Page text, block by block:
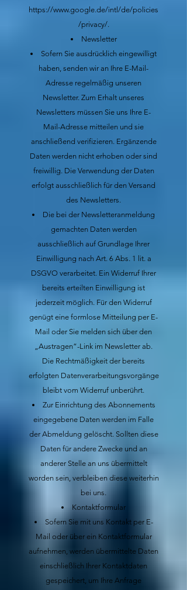
https://www.google.de/intl/de/policies
/privacy/.
Newsletter
Sofern Sie ausdrücklich eingewilligt
haben, senden wir an Ihre E-Mail-
Adresse regelmäßig unseren
Newsletter. Zum Erhalt unseres
Newsletters müssen Sie uns Ihre E-
Mail-Adresse mitteilen und sie
anschließend verifizieren. Ergänzende
Daten werden nicht erhoben oder sind
freiwillig. Die Verwendung der Daten
erfolgt ausschließlich für den Versand
des Newsletters.
Die bei der Newsletteranmeldung
gemachten Daten werden
ausschließlich auf Grundlage Ihrer
Einwilligung nach Art. 6 Abs. 1 lit. a
DSGVO verarbeitet. Ein Widerruf Ihrer
bereits erteilten Einwilligung ist
jederzeit möglich. Für den Widerruf
genügt eine formlose Mitteilung per E-
Mail oder Sie melden sich über den
„Austragen“-Link im Newsletter ab.
Die Rechtmäßigkeit der bereits
erfolgten Datenverarbeitungsvorgänge
bleibt vom Widerruf unberührt.
Zur Einrichtung des Abonnements
eingegebene Daten werden im Falle
der Abmeldung gelöscht. Sollten diese
Daten für andere Zwecke und an
anderer Stelle an uns übermittelt
worden sein, verbleiben diese weiterhin
bei uns.
Kontaktformular
Sofern Sie mit uns Kontakt per E-
Mail oder über ein Kontaktformular
aufnehmen, werden übermittelte Daten
einschließlich Ihrer Kontaktdaten
gespeichert, um Ihre Anfrage